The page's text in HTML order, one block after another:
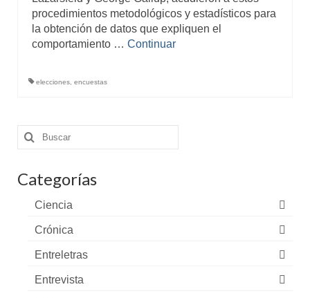
procedimientos metodológicos y estadísticos para
la obtención de datos que expliquen el
comportamiento … Continuar
elecciones encuestas
Buscar
por:
Categorías
Ciencia
Crónica
Entreletras
Entrevista